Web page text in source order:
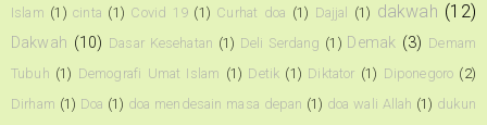
Islam (1) cinta (1) Covid 19 (1) Curhat doa (1) Dajjal (1) dakwah (12)
Dakwah (10) Dasar Kesehatan (1) Deli Serdang (1) Demak (3) Demam
Tubuh (1) Demografi Umat Islam (1) Detik (1) Diktator (1) Diponegoro (2)
Dirham (1) Doa (1) doa mendesain masa depan (1) doa wali Allah (1) dukun